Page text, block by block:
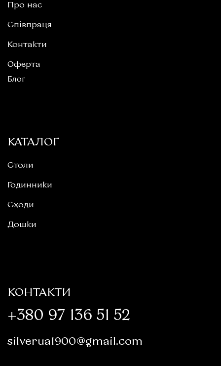
Про нас
Співпраця
Контакти
Оферта
Блог
КАТАЛОГ
Столи
Годинники
Сходи
Дошки
КОНТАКТИ
+380 97 136 51 52
silverua1900@gmail.com